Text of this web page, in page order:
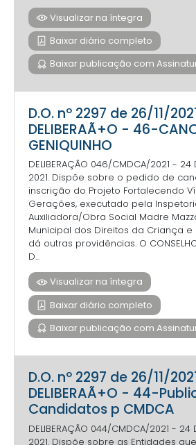
Visualizar na íntegra
Baixar diário completo
Baixar publicação com
D.O. nº 2297 de 26/11/
DELIBERAÃ+O - 46-
GENIQUINHO
DELIBERAÇÃO 046/CMDCA/2021 - 24
2021. Dispõe sobre o pedido de
inscrição do Projeto Fortalecendo
Gerações, executado pela
Auxiliadora/Obra Social Madre
Municipal dos Direitos da Criança
dá outras providências. O CONSELHO
D...
Visualizar na íntegra
Baixar diário completo
Baixar publicação com
D.O. nº 2297 de 26/11/
DELIBERAÃ+O - 44-
Candidatos p CMDCA
DELIBERAÇÃO 044/CMDCA/2021 - 24
2021. Dispõe sobre as Entidades